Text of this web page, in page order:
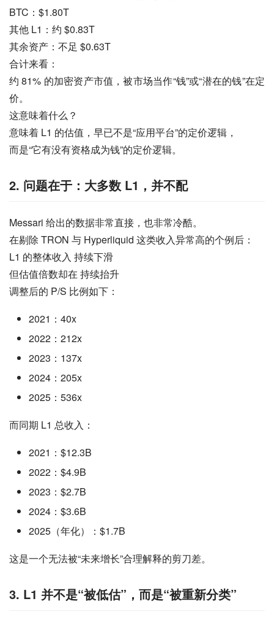
BTC：$1.80T
其他 L1：约 $0.83T
其余资产：不足 $0.63T
合计来看：
约 81% 的加密资产市值，被市场当作“钱”或“潜在的钱”在定
价。
这意味着什么？
意味着 L1 的估值，早已不是“应用平台”的定价逻辑，
而是“它有没有资格成为钱”的定价逻辑。
2. 问题在于：大多数 L1，并不配
Messari 给出的数据非常直接，也非常冷酷。
在剔除 TRON 与 Hyperliquid 这类收入异常高的个例后：
L1 的整体收入 持续下滑
但估值倍数却在 持续抬升
调整后的 P/S 比例如下：
2021：40x
2022：212x
2023：137x
2024：205x
2025：536x
而同期 L1 总收入：
2021：$12.3B
2022：$4.9B
2023：$2.7B
2024：$3.6B
2025（年化）：$1.7B
这是一个无法被“未来增长”合理解释的剪刀差。
3. L1 并不是“被低估”，而是“被重新分类”